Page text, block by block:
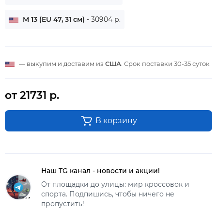
M 13 (EU 47, 31 см) - 30904 р.
— выкупим и доставим из США . Срок поставки 30-35 суток
от 21731 р.
В корзину
Наш TG канал - новости и акции!
От площадки до улицы: мир кроссовок и
спорта. Подпишись, чтобы ничего не
пропустить!